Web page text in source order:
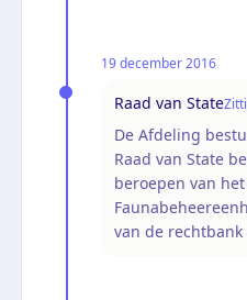
19 december 2016
Raad van State
De Afdeling
Raad van State
beroepen van
van de rechtbank